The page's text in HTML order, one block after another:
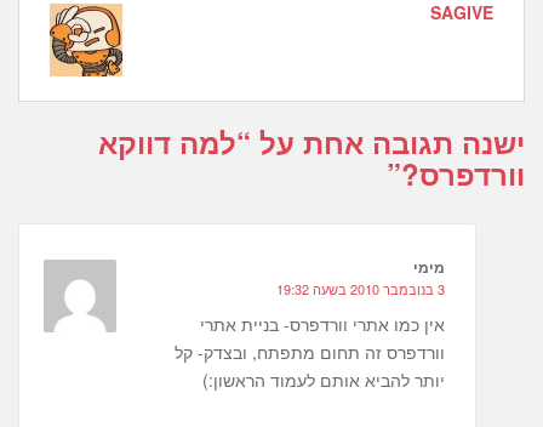
SAGIVE
ישנה תגובה אחת על “למה דווקא
וורדפרס?”
מימי
3 בנובמבר 2010 בשעה 19:32
אין כמו אתרי וורדפרס- בניית אתרי
וורדפרס זה תחום מתפתח, ובצדק- קל
יותר להביא אותם לעמוד הראשון:)